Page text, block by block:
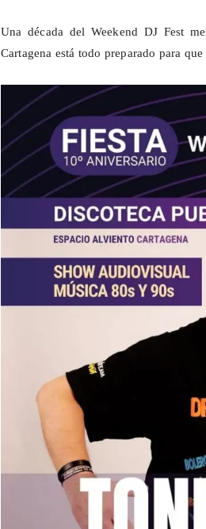
Una década del Weekend DJ Fest
Cartagena está todo preparado para que